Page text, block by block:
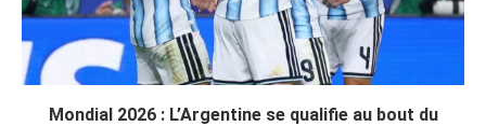
Mondial 2026 : L’Argentine se qualifie au bout du